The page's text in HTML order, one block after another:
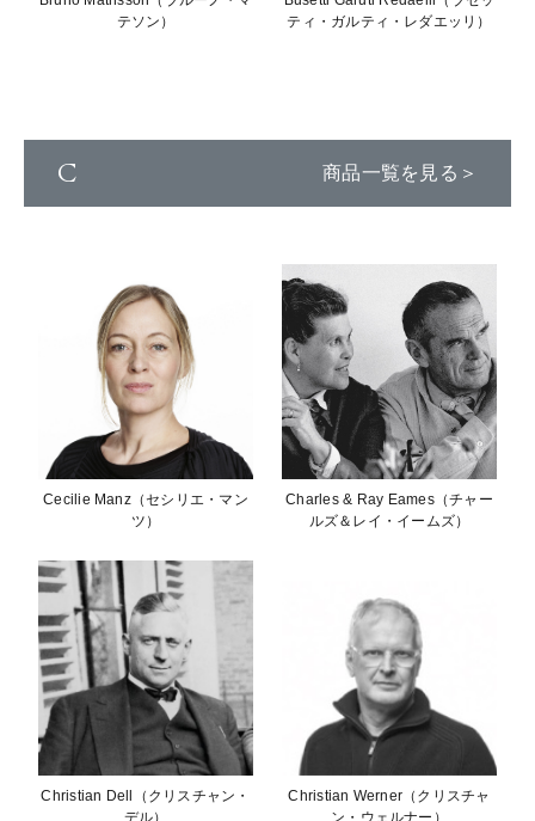
テソン）
ティ・ガルティ・レダエッリ）
C 商品一覧を見る＞
Cecilie Manz（セシリエ・マン
ツ）
Charles & Ray Eames（チャー
ルズ＆レイ・イームズ）
Christian Dell（クリスチャン・
デル）
Christian Werner（クリスチャ
ン・ウェルナー）